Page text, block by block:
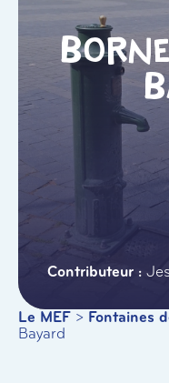
Le MEF > Fontaines
Bayard